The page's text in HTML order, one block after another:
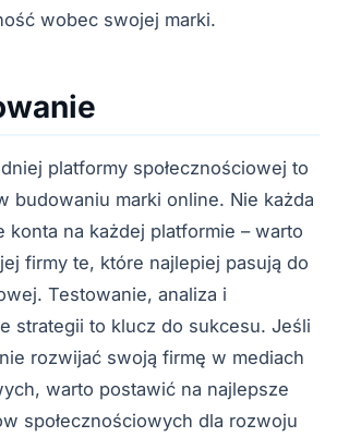
wobec swojej marki.
platformy społecznościowej to
budowaniu marki online. Nie każda
konta na każdej platformie – warto
firmy te, które najlepiej pasują do
Testowanie, analiza i
strategii to klucz do sukcesu. Jeśli
rozwijać swoją firmę w mediach
warto postawić na najlepsze
społecznościowych dla rozwoju